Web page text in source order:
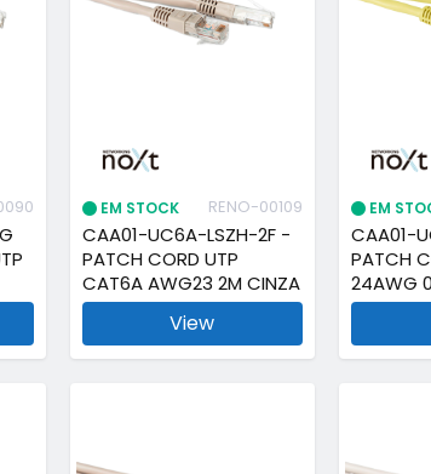
EM STOCK RENO-00109
CAA01-UC6A-LSZH-2F -
PATCH CORD UTP
CAT6A AWG23 2M CINZA
View
EM
CAA01-
PATCH
24AWG